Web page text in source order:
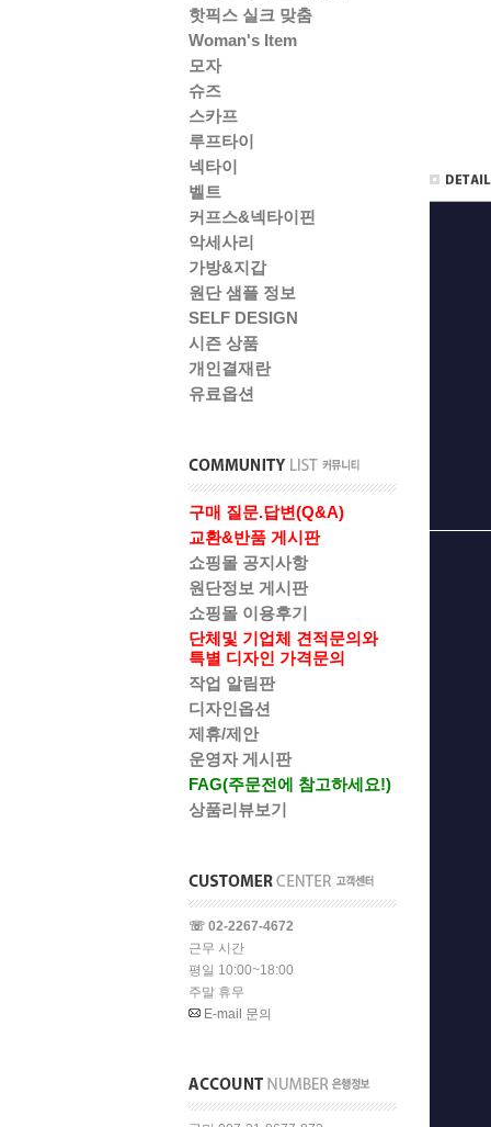
핫픽스 실크 맞춤
Woman's Item
모자
슈즈
스카프
루프타이
넥타이
벨트
커프스&넥타이핀
악세사리
가방&지갑
원단 샘플 정보
SELF DESIGN
시즌 상품
개인결재란
유료옵션
구매 질문.답변(Q&A)
교환&반품 게시판
쇼핑몰 공지사항
원단정보 게시판
쇼핑몰 이용후기
단체및 기업체 견적문의와
특별 디자인 가격문의
작업 알림판
디자인옵션
제휴/제안
운영자 게시판
FAG(주문전에 참고하세요!)
상품리뷰보기
☏ 02-2267-4672
근무 시간
평일 10:00~18:00
주말 휴무
E-mail 문의